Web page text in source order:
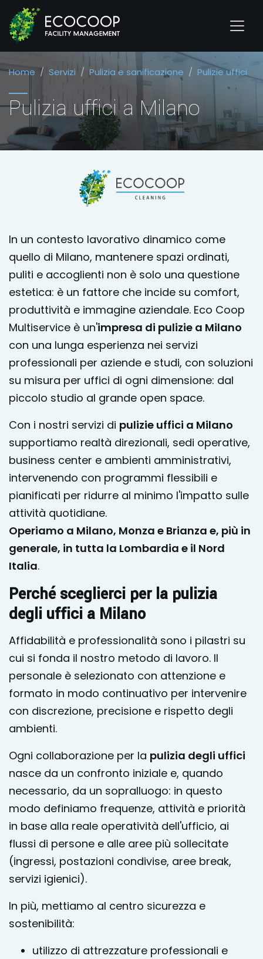
Home Servizi Pulizia e sanificazione Pulizie uffici
Pulizia uffici a Milano
In un contesto lavorativo dinamico come
quello di Milano, mantenere spazi ordinati,
puliti e accoglienti non è solo una questione
estetica: è un fattore che incide su comfort,
produttività e immagine aziendale. Eco Coop
Multiservice è un'impresa di pulizie a Milano
con una lunga esperienza nei servizi
professionali per aziende e studi, con soluzioni
su misura per uffici di ogni dimensione: dal
piccolo studio al grande open space.
Con i nostri servizi di pulizie uffici a Milano
supportiamo realtà direzionali, sedi operative,
business center e ambienti amministrativi,
intervenendo con programmi flessibili e
pianificati per ridurre al minimo l'impatto sulle
attività quotidiane.
Operiamo a Milano, Monza e Brianza e, più in
generale, in tutta la Lombardia e il Nord
Italia.
Perché sceglierci per la pulizia
degli uffici a Milano
Affidabilità e professionalità sono i pilastri su
cui si fonda il nostro metodo di lavoro. Il
personale è selezionato con attenzione e
formato in modo continuativo per intervenire
con discrezione, precisione e rispetto degli
ambienti.
Ogni collaborazione per la pulizia degli uffici
nasce da un confronto iniziale e, quando
necessario, da un sopralluogo: in questo
modo definiamo frequenze, attività e priorità
in base alla reale operatività dell'ufficio, ai
flussi di persone e alle aree più sollecitate
(ingressi, postazioni condivise, aree break,
servizi igienici).
In più, mettiamo al centro sicurezza e
sostenibilità:
utilizzo di attrezzature professionali e